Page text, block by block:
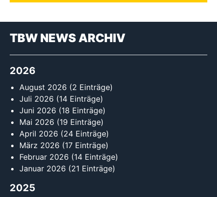
TBW NEWS ARCHIV
2026
August 2026 (2 Einträge)
Juli 2026 (14 Einträge)
Juni 2026 (18 Einträge)
Mai 2026 (19 Einträge)
April 2026 (24 Einträge)
März 2026 (17 Einträge)
Februar 2026 (14 Einträge)
Januar 2026 (21 Einträge)
2025